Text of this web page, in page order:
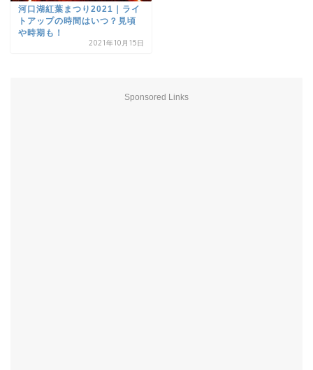
河口湖紅葉まつり2021｜ライ
トアップの時間はいつ？見頃
や時期も！
2021年10月15日
Sponsored Links